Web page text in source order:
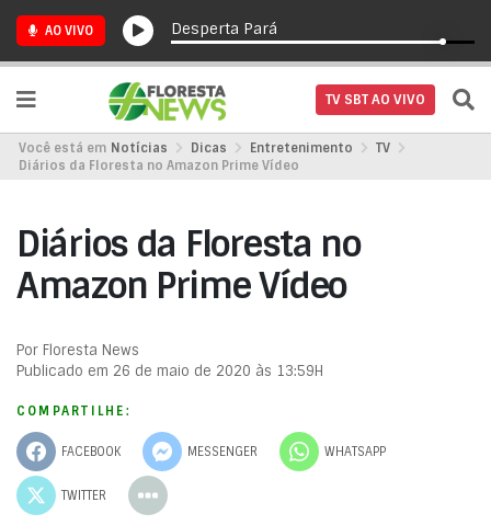
AO VIVO Desperta Pará
TV SBT AO VIVO
Você está em Notícias Dicas Entretenimento
TV
Diários da Floresta no Amazon Prime Vídeo
Diários da Floresta no
Amazon Prime Vídeo
Por Floresta News
Publicado em 26 de maio de 2020 às 13:59H
COMPARTILHE:
FACEBOOK MESSENGER WHATSAPP
TWITTER